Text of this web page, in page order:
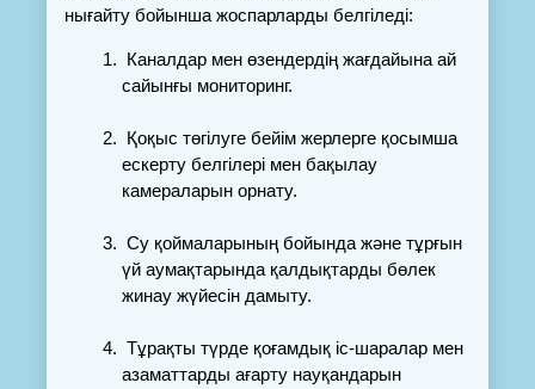
нығайту бойынша жоспарларды белгіледі:
Каналдар мен өзендердің жағдайына ай
сайынғы мониторинг.
Қоқыс төгілуге бейім жерлерге қосымша
ескерту белгілері мен бақылау
камераларын орнату.
Су қоймаларының бойында және тұрғын
үй аумақтарында қалдықтарды бөлек
жинау жүйесін дамыту.
Тұрақты түрде қоғамдық іс-шаралар мен
азаматтарды ағарту науқандарын